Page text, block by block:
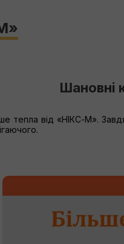
Шановні
тепла від «НІКС-М».